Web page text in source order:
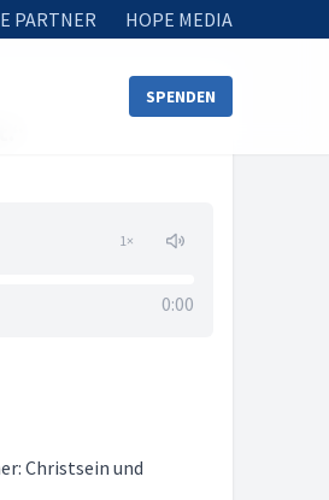
PARTNER HOPE MEDIA
SPENDEN
1×
0:00
Christsein und